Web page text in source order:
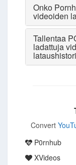
Onko
videoiden
Tallentaa
ladattuja
Convert
P0rnhub
XVideos